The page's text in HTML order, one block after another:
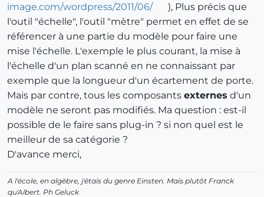
image.com/wordpress/2011/06/
), Plus précis que
l'outil "échelle", l'outil "mètre" permet en effet de se
référencer à une partie du modèle pour faire une
mise l'échelle. L'exemple le plus courant, la mise à
l'échelle d'un plan scanné en ne connaissant par
exemple que la longueur d'un écartement de porte.
Mais par contre, tous les composants externes d'un
modèle ne seront pas modifiés. Ma question : est-il
possible de le faire sans plug-in ? si non quel est le
meilleur de sa catégorie ?
D'avance merci,
A l'école, en algèbre, j'étais du genre Einsten. Mais plutôt Franck
qu'Albert. Ph Geluck